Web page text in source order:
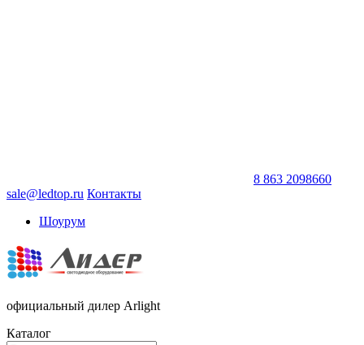
8 863 2098660
sale@ledtop.ru Контакты
Шоурум
официальный дилер Arlight
Каталог